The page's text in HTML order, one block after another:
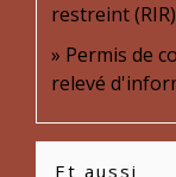
restreint
Permis de
relevé
Et aussi